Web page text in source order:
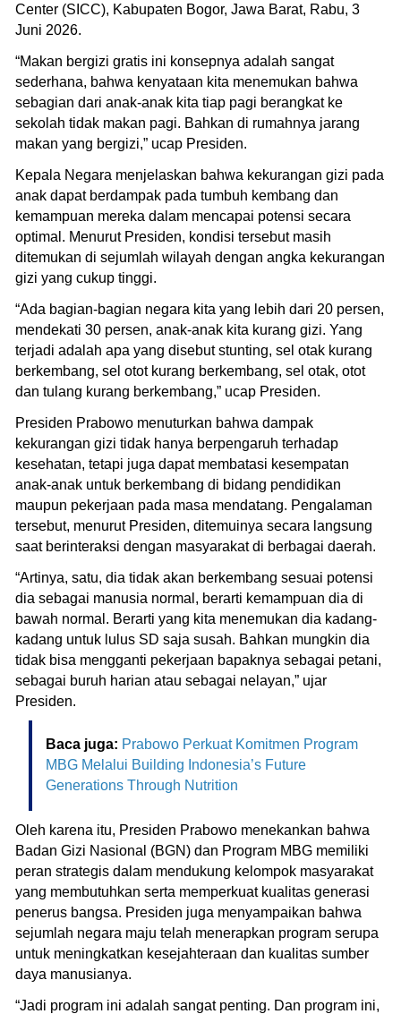
Center (SICC), Kabupaten Bogor, Jawa Barat, Rabu, 3
Juni 2026.
“Makan bergizi gratis ini konsepnya adalah sangat
sederhana, bahwa kenyataan kita menemukan bahwa
sebagian dari anak-anak kita tiap pagi berangkat ke
sekolah tidak makan pagi. Bahkan di rumahnya jarang
makan yang bergizi,” ucap Presiden.
Kepala Negara menjelaskan bahwa kekurangan gizi pada
anak dapat berdampak pada tumbuh kembang dan
kemampuan mereka dalam mencapai potensi secara
optimal. Menurut Presiden, kondisi tersebut masih
ditemukan di sejumlah wilayah dengan angka kekurangan
gizi yang cukup tinggi.
“Ada bagian-bagian negara kita yang lebih dari 20 persen,
mendekati 30 persen, anak-anak kita kurang gizi. Yang
terjadi adalah apa yang disebut stunting, sel otak kurang
berkembang, sel otot kurang berkembang, sel otak, otot
dan tulang kurang berkembang,” ucap Presiden.
Presiden Prabowo menuturkan bahwa dampak
kekurangan gizi tidak hanya berpengaruh terhadap
kesehatan, tetapi juga dapat membatasi kesempatan
anak-anak untuk berkembang di bidang pendidikan
maupun pekerjaan pada masa mendatang. Pengalaman
tersebut, menurut Presiden, ditemuinya secara langsung
saat berinteraksi dengan masyarakat di berbagai daerah.
“Artinya, satu, dia tidak akan berkembang sesuai potensi
dia sebagai manusia normal, berarti kemampuan dia di
bawah normal. Berarti yang kita menemukan dia kadang-
kadang untuk lulus SD saja susah. Bahkan mungkin dia
tidak bisa mengganti pekerjaan bapaknya sebagai petani,
sebagai buruh harian atau sebagai nelayan,” ujar
Presiden.
Baca juga: Prabowo Perkuat Komitmen Program
MBG Melalui Building Indonesia’s Future
Generations Through Nutrition
Oleh karena itu, Presiden Prabowo menekankan bahwa
Badan Gizi Nasional (BGN) dan Program MBG memiliki
peran strategis dalam mendukung kelompok masyarakat
yang membutuhkan serta memperkuat kualitas generasi
penerus bangsa. Presiden juga menyampaikan bahwa
sejumlah negara maju telah menerapkan program serupa
untuk meningkatkan kesejahteraan dan kualitas sumber
daya manusianya.
“Jadi program ini adalah sangat penting. Dan program ini,